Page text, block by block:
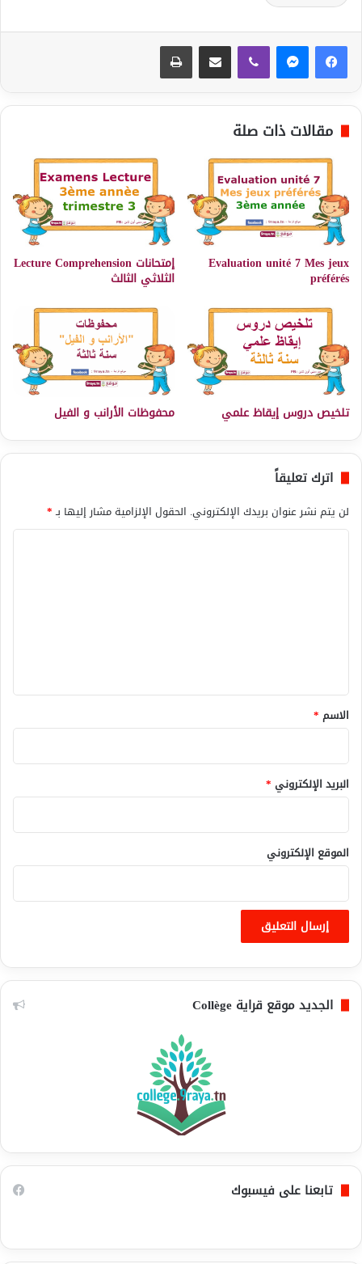
مقالات ذات صلة
Evaluation unité 7 Mes jeux
préférés
إمتحانات Lecture Comprehension
الثلاثي الثالث
تلخيص دروس إيقاظ علمي محفوظات الأرانب و الفيل
اترك تعليقاً
لن يتم نشر عنوان بريدك الإلكتروني. الحقول الإلزامية مشار إليها بـ*
*
الاسم *
البريد الإلكتروني *
الموقع الإلكتروني
الجديد موقع قراية Collège
تابعنا على فيسبوك